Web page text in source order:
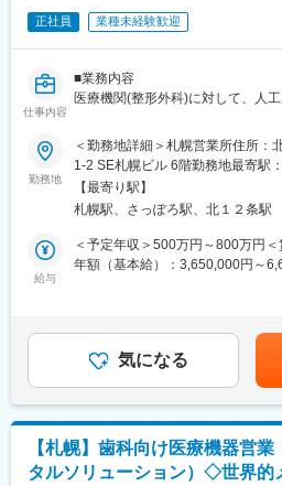
■業務の魅力：
どないため、ワークライフバラン
＜患者様の命に関わる領域＞
患の治療に用いられることが多く
や貢献度を感じられます。
＜製品の開発や改良にも寄与＞
日々の営業活動で得たドクターか
開発部隊と連携をすることで、新
も携わることができます。
だからこそ、社歴や年齢関係なく
＜国内でも支持される製品力＞
他の外資系メーカーと違い、日本
現場から高く評価されております
スネイチの製品しかない！」とオ
化が難しいカテーテル領域におい
わり続けております。
正社員 業種未経験歓迎
仕事内容
■業務内容
医療機関(整形外科)に対して、人
クターと関係構築を進めながら
を行っていただきます。
＜具体的な業務例＞
・担当する製品の提案、技術サポ
件程度）
・最新の医療関連情報の提供、医
ミナーの主催など）
■担当エリア：北海道
■担当製品：人工股関節、人口膝
外科分野は高齢化によりもっとも
製品力・製品数がありますので、
広い提案ができます。また、実際
勤務地
＜勤務地詳細＞札幌営業所住所：
1-2 SE札幌ビル 6階勤務地最寄駅：JR線／札幌駅受動喫煙対策：
敷地内喫煙可能場所あり変更の範
【最寄り駅】
札幌駅、さっぽろ駅、北１２条駅
給与
＜予定年収＞500万円～800万円
年額（基本給）：3,650,000円～
つつ、選考を通じて変動する可能
きるものではありません。■イン
ーム・会社の3つの軸で100％達成
はあくまでも目安の金額であり、
あります。月給(月額)は固定手当
気になる
【札幌】歯科向け医療機器営
タルソリューション）◇世界的